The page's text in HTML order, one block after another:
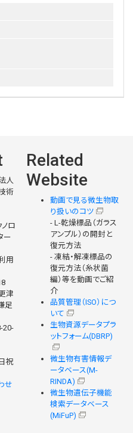
人
術
ロ
ー
用
津
足
20-
祝
せ
Related
Website
動画で見る微生物取
り扱いのコツ
- L-乾燥標品（ガラス
アンプル）の開封と
復元方法
- 凍結・解凍標品の
復元方法（糸状菌
編）等を動画でご紹
介
品質管理（ISO）につ
いて
生物資源データプラ
ットフォーム(DBRP)
微生物有害情報デ
ータベース(M-
RINDA)
微生物遺伝子機能
検索データベース
(MiFuP)